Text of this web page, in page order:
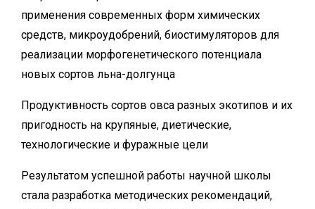
применения современных форм химических
средств, микроудобрений, биостимуляторов для
реализации морфогенетического потенциала
новых сортов льна-долгунца
Продуктивность сортов овса разных экотипов и их
пригодность на крупяные, диетические,
технологические и фуражные цели
Результатом успешной работы научной школы
стала разработка методических рекомендаций,